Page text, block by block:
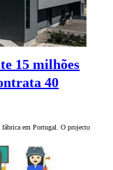
15 milhões
40
fábrica em Portugal. O projecto